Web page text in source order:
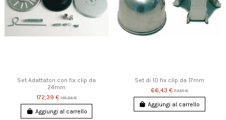
Set Adattatori con fix clip da
24mm
172,39 €191,54 €
Aggiungi al carrello
Set di 10 fix clip da 17mm
66,43 €73,81 €
Aggiungi al carrello